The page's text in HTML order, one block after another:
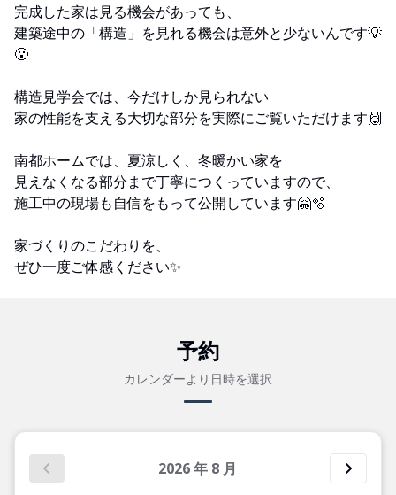
完成した家は見る機会があっても、
建築途中の「構造」を見れる機会は意外と少ないんです💡
😮
構造見学会では、今だけしか見られない
家の性能を支える大切な部分を実際にご覧いただけます🙌
南都ホームでは、夏涼しく、冬暖かい家を
見えなくなる部分まで丁寧につくっていますので、
施工中の現場も自信をもって公開しています🤗🫧
家づくりのこだわりを、
ぜひ一度ご体感ください✨
予約
カレンダーより日時を選択
2026年 8 月